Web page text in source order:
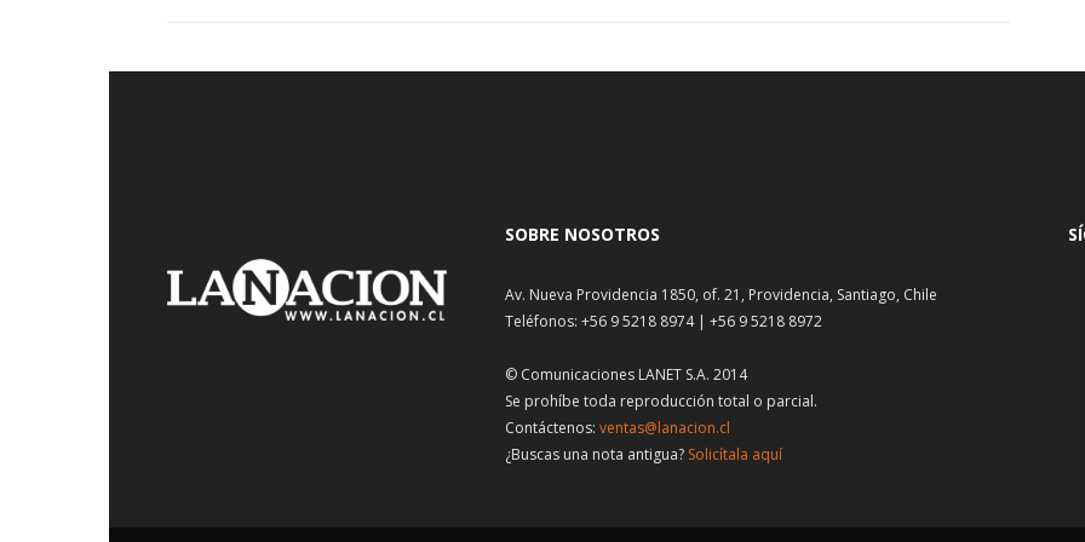
SOBRE NOSOTROS
Av. Nueva Providencia 1850, of. 21, Providencia, Santiago, Chile
Teléfonos: +56 9 5218 8974 | +56 9 5218 8972
© Comunicaciones LANET S.A. 2014
Se prohíbe toda reproducción total o parcial.
Contáctenos: ventas@lanacion.cl
¿Buscas una nota antigua? Solicítala aquí